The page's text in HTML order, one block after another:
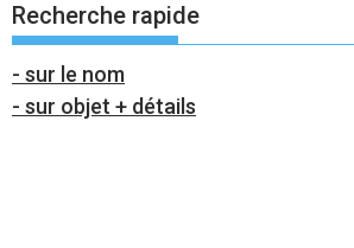
Recherche rapide
- sur le nom
- sur objet + détails